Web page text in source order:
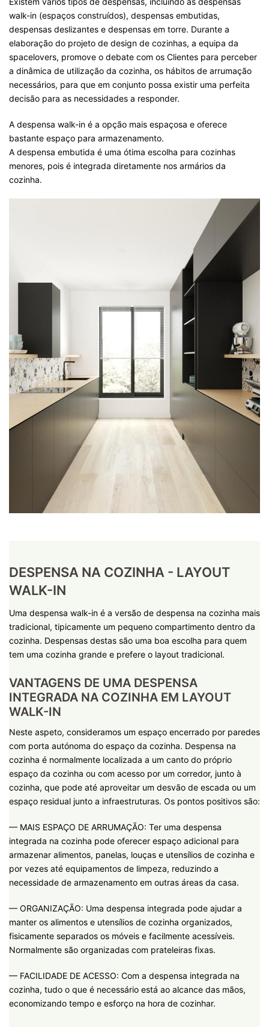
walk-in (espaços construídos), despensas embutidas,
despensas deslizantes e despensas em torre. Durante a
elaboração do projeto de design de cozinhas, a equipa da
spacelovers, promove o debate com os Clientes para perceber
a dinâmica de utilização da cozinha, os hábitos de arrumação
necessários, para que em conjunto possa existir uma perfeita
decisão para as necessidades a responder.
A despensa walk-in é a opção mais espaçosa e oferece
bastante espaço para armazenamento.
A despensa embutida é uma ótima escolha para cozinhas
menores, pois é integrada diretamente nos armários da
cozinha.
DESPENSA NA COZINHA - LAYOUT
WALK-IN
Uma despensa walk-in é a versão de despensa na cozinha mais
tradicional, tipicamente um pequeno compartimento dentro da
cozinha. Despensas destas são uma boa escolha para quem
tem uma cozinha grande e prefere o layout tradicional.
VANTAGENS DE UMA DESPENSA
INTEGRADA NA COZINHA EM LAYOUT
WALK-IN
Neste aspeto, consideramos um espaço encerrado por paredes
com porta autónoma do espaço da cozinha. Despensa na
cozinha é normalmente localizada a um canto do próprio
espaço da cozinha ou com acesso por um corredor, junto à
cozinha, que pode até aproveitar um desvão de escada ou um
espaço residual junto a infraestruturas. Os pontos positivos são:
— MAIS ESPAÇO DE ARRUMAÇÃO: Ter uma despensa
integrada na cozinha pode oferecer espaço adicional para
armazenar alimentos, panelas, louças e utensílios de cozinha e
por vezes até equipamentos de limpeza, reduzindo a
necessidade de armazenamento em outras áreas da casa.
— ORGANIZAÇÃO: Uma despensa integrada pode ajudar a
manter os alimentos e utensílios de cozinha organizados,
fisicamente separados os móveis e facilmente acessíveis.
Normalmente são organizadas com prateleiras fixas.
— FACILIDADE DE ACESSO: Com a despensa integrada na
cozinha, tudo o que é necessário está ao alcance das mãos,
economizando tempo e esforço na hora de cozinhar.